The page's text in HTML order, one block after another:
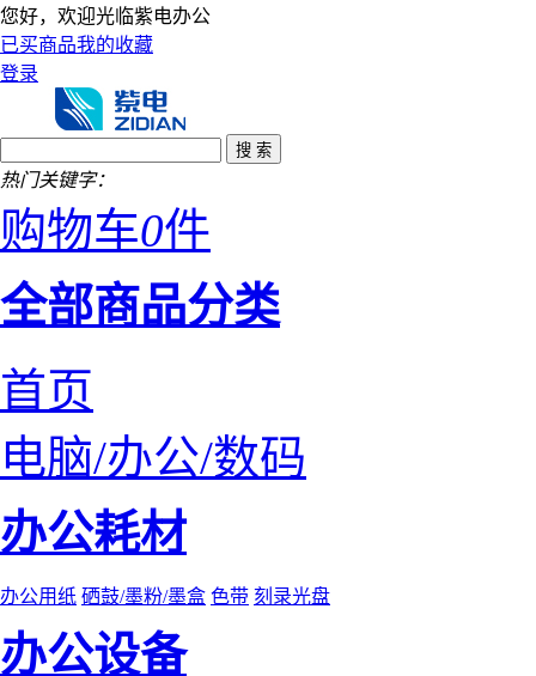
您好，欢迎光临紫电办公
已买商品我的收藏
登录
热门关键字：
购物车0件
全部商品分类
首页
电脑/办公/数码
办公耗材
办公用纸 硒鼓/墨粉/墨盒 色带 刻录光盘
办公设备